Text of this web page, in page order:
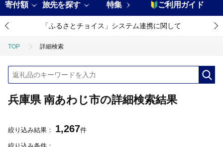
寄付額 旅先を探す 特集 ご利用ガイド
「ふるさとチョイス」システム連携に関して
TOP 詳細検索
兵庫県 南あわじ市の詳細検索結果
絞り込み結果： 1,267件